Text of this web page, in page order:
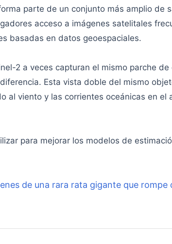
parte de un conjunto más amplio de
acceso a imágenes satelitales
basadas en datos geoespaciales.
2 a veces capturan el mismo parche
Esta vista doble del mismo
al viento y las corrientes oceánicas en el
para mejorar los modelos de
de una rara rata gigante que rompe